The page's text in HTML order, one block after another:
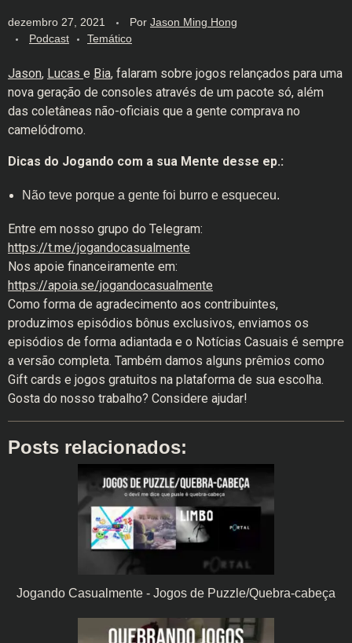
dezembro 27, 2021 Por Jason Ming Hong
Podcast
Temático
Jason, Lucas e Bia, falaram sobre jogos relançados para uma
nova geração de consoles através de um pacote só, além
das coletâneas não-oficiais que a gente comprava no
camelódromo.
Dicas do Jogando com a sua Mente desse ep.:
Não teve porque a gente foi burro e esqueceu.
Entre em nosso grupo do Telegram:
https://t.me/jogandocasualmente
Nos apoie financeiramente em:
https://apoia.se/jogandocasualmente
Como forma de agradecimento aos contribuintes,
produzimos episódios bônus exclusivos, enviamos os
episódios de forma adiantada e o Notícias Casuais é sempre
a versão completa. Também damos alguns prêmios como
Gift cards e jogos gratuitos na plataforma de sua escolha.
Gosta do nosso trabalho? Considere ajudar!
Posts relacionados:
Jogando Casualmente - Jogos de Puzzle/Quebra-cabeça